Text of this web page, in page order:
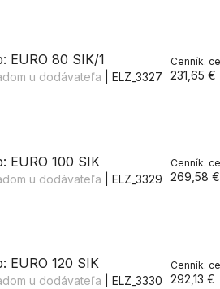
EURO 80 SIK/1
u dodávateľa | ELZ_3327 231,65 €
EURO 100 SIK
u dodávateľa | ELZ_3329 269,58 €
EURO 120 SIK
u dodávateľa | ELZ_3330 292,13 €